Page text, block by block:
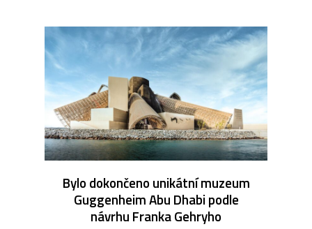
Bylo dokončeno unikátní muzeum
Guggenheim Abu Dhabi podle
návrhu Franka Gehryho